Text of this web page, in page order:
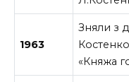
1963
Зняли з
«Княжа